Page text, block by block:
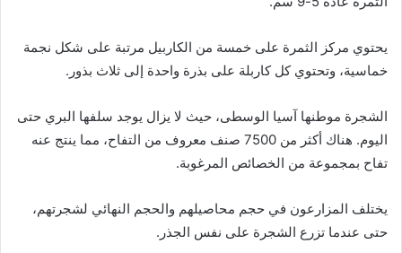
يحتوي مركز الثمرة على خمسة من الكاربيل مرتبة على شكل نجمة
خماسية، وتحتوي كل كاربلة على بذرة واحدة إلى ثلاث بذور.
الشجرة موطنها آسيا الوسطى، حيث لا يزال يوجد سلفها البري حتى
اليوم. هناك أكثر من 7500 صنف معروف من التفاح، مما ينتج عنه
تفاح بمجموعة من الخصائص المرغوبة.
يختلف المزارعون في حجم محاصيلهم والحجم النهائي لشجرتهم،
حتى عندما تزرع الشجرة على نفس الجذر.